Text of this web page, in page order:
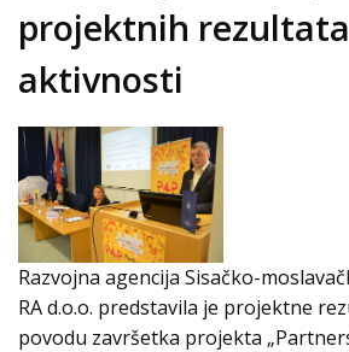
projektnih
aktivnosti
Razvojna agencija Sisačko-
RA d.o.o. predstavila je projektne
povodu završetka projekta